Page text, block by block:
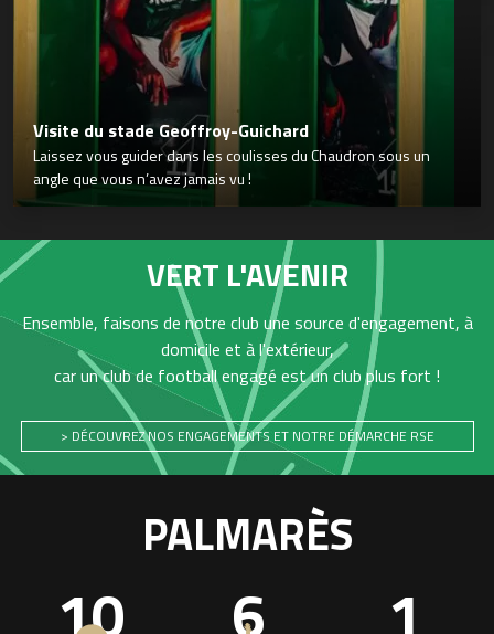
Visite du stade Geoffroy-Guichard
Laissez vous guider dans les coulisses du Chaudron sous un
angle que vous n’avez jamais vu !
VERT L'AVENIR
Ensemble, faisons de notre club une source d'engagement, à
domicile et à l'extérieur,
car un club de football engagé est un club plus fort !
> DÉCOUVREZ NOS ENGAGEMENTS ET NOTRE DÉMARCHE RSE
PALMARÈS
10 6 1